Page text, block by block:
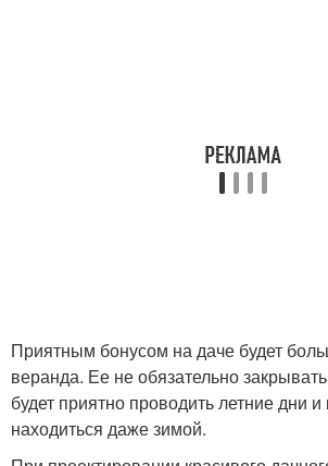
Приятным бонусом на даче будет
веранда. Ее не обязательно
будет приятно проводить летние дни
находиться даже зимой.